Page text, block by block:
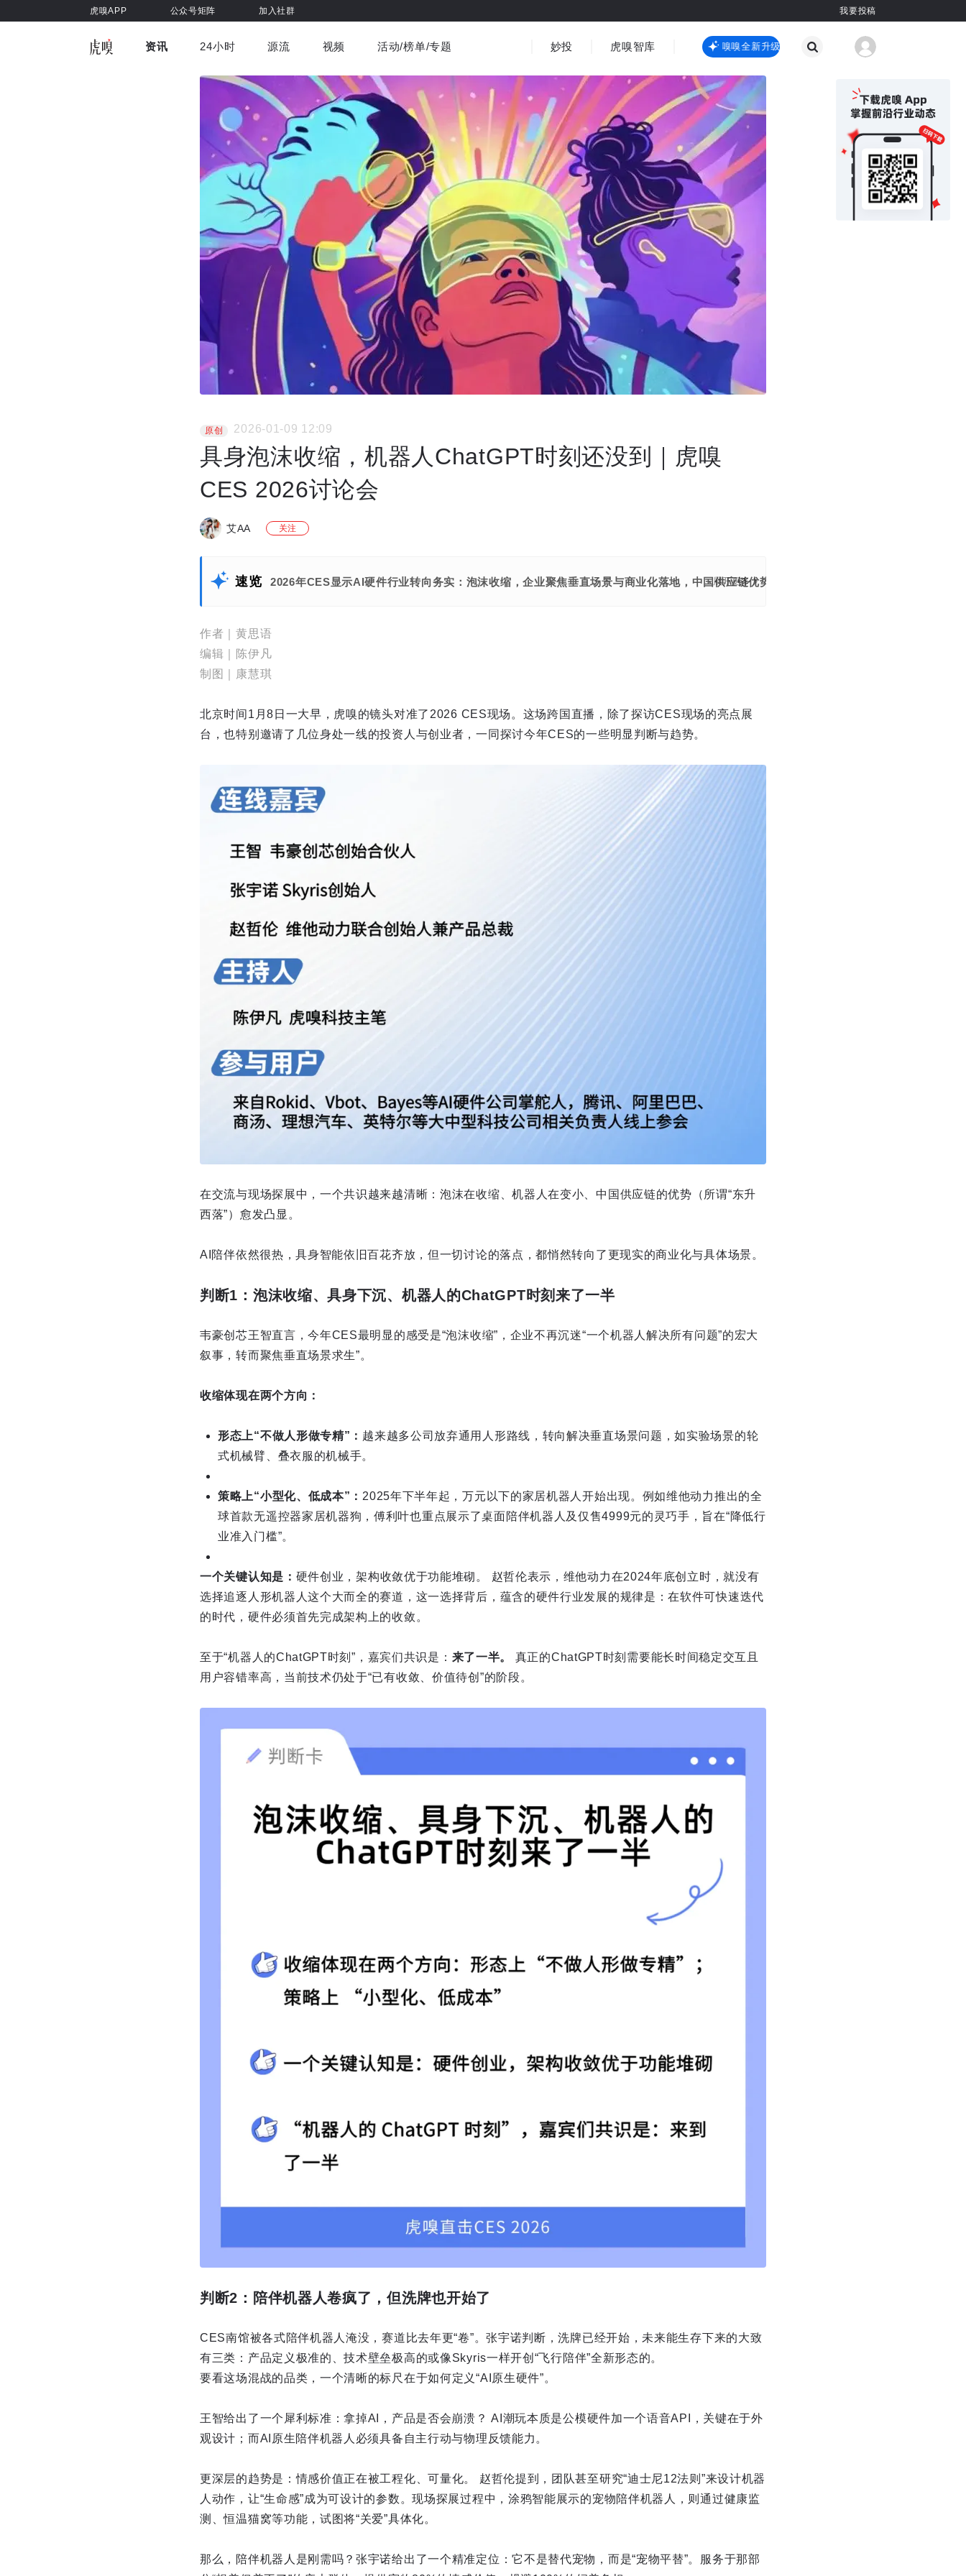
虎嗅APP 公众号矩阵 加入社群 我要投稿
资讯
车与出行 商业消费 社会文化 金融财经 出海
国际热点
健康 书影音 医疗 3C数码 观点 其他
24小时 源流 视频
虎嗅视界 视频精选
活动/榜单/专题 妙投 虎嗅智库 虎嗅嗅全新升级 虎嗅嗅全新升级
原创 2026-01-09 12:09
具身泡沫收缩，机器人ChatGPT时刻还没到｜虎嗅
CES 2026讨论会
艾AA 关注
速览 2026年CES显示AI硬件行业转向务实：泡沫收缩，企业聚焦垂直场景与商业化落地，中国供应链优势凸显，陪伴机器人赛道洗牌，AI眼镜仍
展开更多
作者｜黄思语
编辑｜陈伊凡
制图｜康慧琪
北京时间1月8日一大早，虎嗅的镜头对准了2026 CES现场。这场跨国直播，除了探访CES现场的亮点展
台，也特别邀请了几位身处一线的投资人与创业者，一同探讨今年CES的一些明显判断与趋势。
在交流与现场探展中，一个共识越来越清晰：泡沫在收缩、机器人在变小、中国供应链的优势（所谓“东升
西落”）愈发凸显。
AI陪伴依然很热，具身智能依旧百花齐放，但一切讨论的落点，都悄然转向了更现实的商业化与具体场景。
判断1：泡沫收缩、具身下沉、机器人的ChatGPT时刻来了一半
韦豪创芯王智直言，今年CES最明显的感受是“泡沫收缩”，企业不再沉迷“一个机器人解决所有问题”的宏大
叙事，转而聚焦垂直场景求生”。
收缩体现在两个方向：
形态上“不做人形做专精”： 越来越多公司放弃通用人形路线，转向解决垂直场景问题，如实验场景的轮
式机械臂、叠衣服的机械手。
策略上“小型化、低成本”： 2025年下半年起，万元以下的家居机器人开始出现。例如维他动力推出的全
球首款无遥控器家居机器狗，傅利叶也重点展示了桌面陪伴机器人及仅售4999元的灵巧手，旨在“降低行
业准入门槛”。
一个关键认知是： 硬件创业，架构收敛优于功能堆砌。 赵哲伦表示，维他动力在2024年底创立时，就没有
选择追逐人形机器人这个大而全的赛道，这一选择背后，蕴含的硬件行业发展的规律是：在软件可快速迭代
的时代，硬件必须首先完成架构上的收敛。
至于“机器人的ChatGPT时刻”，嘉宾们共识是： 来了一半。 真正的ChatGPT时刻需要能长时间稳定交互且
用户容错率高，当前技术仍处于“已有收敛、价值待创”的阶段。
判断2：陪伴机器人卷疯了，但洗牌也开始了
CES南馆被各式陪伴机器人淹没，赛道比去年更“卷”。张宇诺判断，洗牌已经开始，未来能生存下来的大致
有三类：产品定义极准的、技术壁垒极高的或像Skyris一样开创“飞行陪伴”全新形态的。
要看这场混战的品类，一个清晰的标尺在于如何定义“AI原生硬件”。
王智给出了一个犀利标准：拿掉AI，产品是否会崩溃？ AI潮玩本质是公模硬件加一个语音API，关键在于外
观设计；而AI原生陪伴机器人必须具备自主行动与物理反馈能力。
更深层的趋势是：情感价值正在被工程化、可量化。 赵哲伦提到，团队甚至研究“迪士尼12法则”来设计机器
人动作，让“生命感”成为可设计的参数。现场探展过程中，涂鸦智能展示的宠物陪伴机器人，则通过健康监
测、恒温猫窝等功能，试图将“关爱”具体化。
那么，陪伴机器人是刚需吗？张宇诺给出了一个精准定位：它不是替代宠物，而是“宠物平替”。服务于那部